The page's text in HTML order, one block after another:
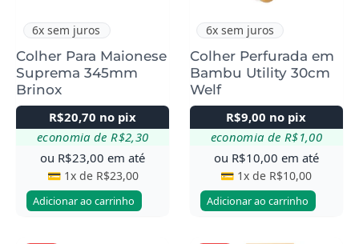
6x sem juros
Colher Para Maionese
Suprema 345mm
Brinox
R$20,70 no pix
economia deR$2,30
ou R$23,00 em até
💳 1x de R$23,00
Adicionar ao carrinho
6x sem juros
Colher Perfurada em
Bambu Utility 30cm
Welf
R$9,00 no pix
economia de R$1,00
ou R$10,00 em até
💳 1x de R$10,00
Adicionar ao carrinho